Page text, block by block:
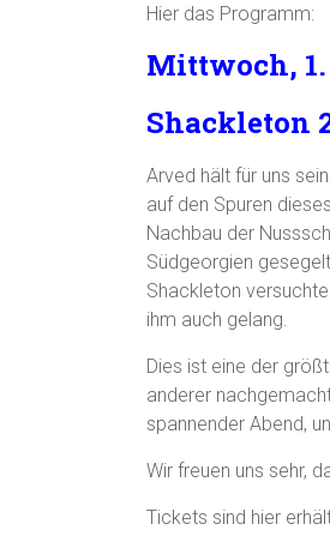
Hier das Programm:
Mittwoch, 1.
Shackleton
Arved hält für uns
auf den Spuren
Nachbau der
Südgeorgien
Shackleton
ihm auch gelang.
Dies ist eine der
anderer
spannender Abend,
Wir freuen uns sehr,
Tickets sind hier